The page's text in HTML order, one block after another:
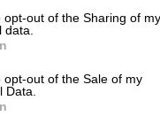
your visit or usage
consent to Google and its
for below specified
opt-out of the Sharing of my
data.
opt-out of the Sale of my
Data.